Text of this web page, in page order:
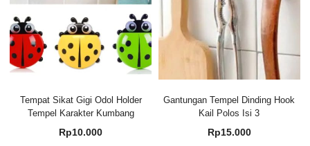
Tempat Sikat Gigi Odol Holder
Tempel Karakter Kumbang
Rp10.000
Gantungan Tempel Dinding Hook
Kail Polos Isi 3
Rp15.000